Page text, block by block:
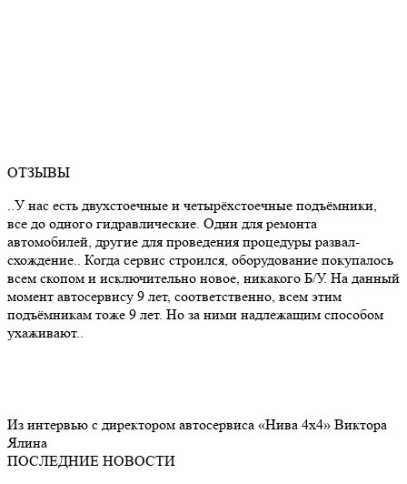
ОТЗЫВЫ
..У нас есть двухстоечные и четырёхстоечные подъёмники,
все до одного гидравлические. Одни для ремонта
автомобилей, другие для проведения процедуры развал-
схождение.. Когда сервис строился, оборудование покупалось
всем скопом и исключительно новое, никакого Б/У. На данный
момент автосервису 9 лет, соответственно, всем этим
подъёмникам тоже 9 лет. Но за ними надлежащим способом
ухаживают..
Из интервью с директором автосервиса «Нива 4х4» Виктора
Ялина
ПОСЛЕДНИЕ НОВОСТИ